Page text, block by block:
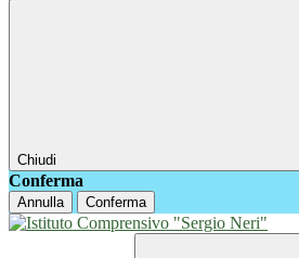
Chiudi
Conferma
Annulla Conferma